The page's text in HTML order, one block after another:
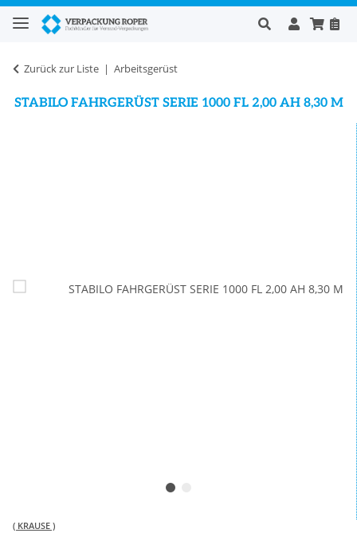
Zurück zur Liste Arbeitsgerüst
STABILO FAHRGERÜST SERIE 1000 FL 2,00 AH 8,30 M
( KRAUSE )